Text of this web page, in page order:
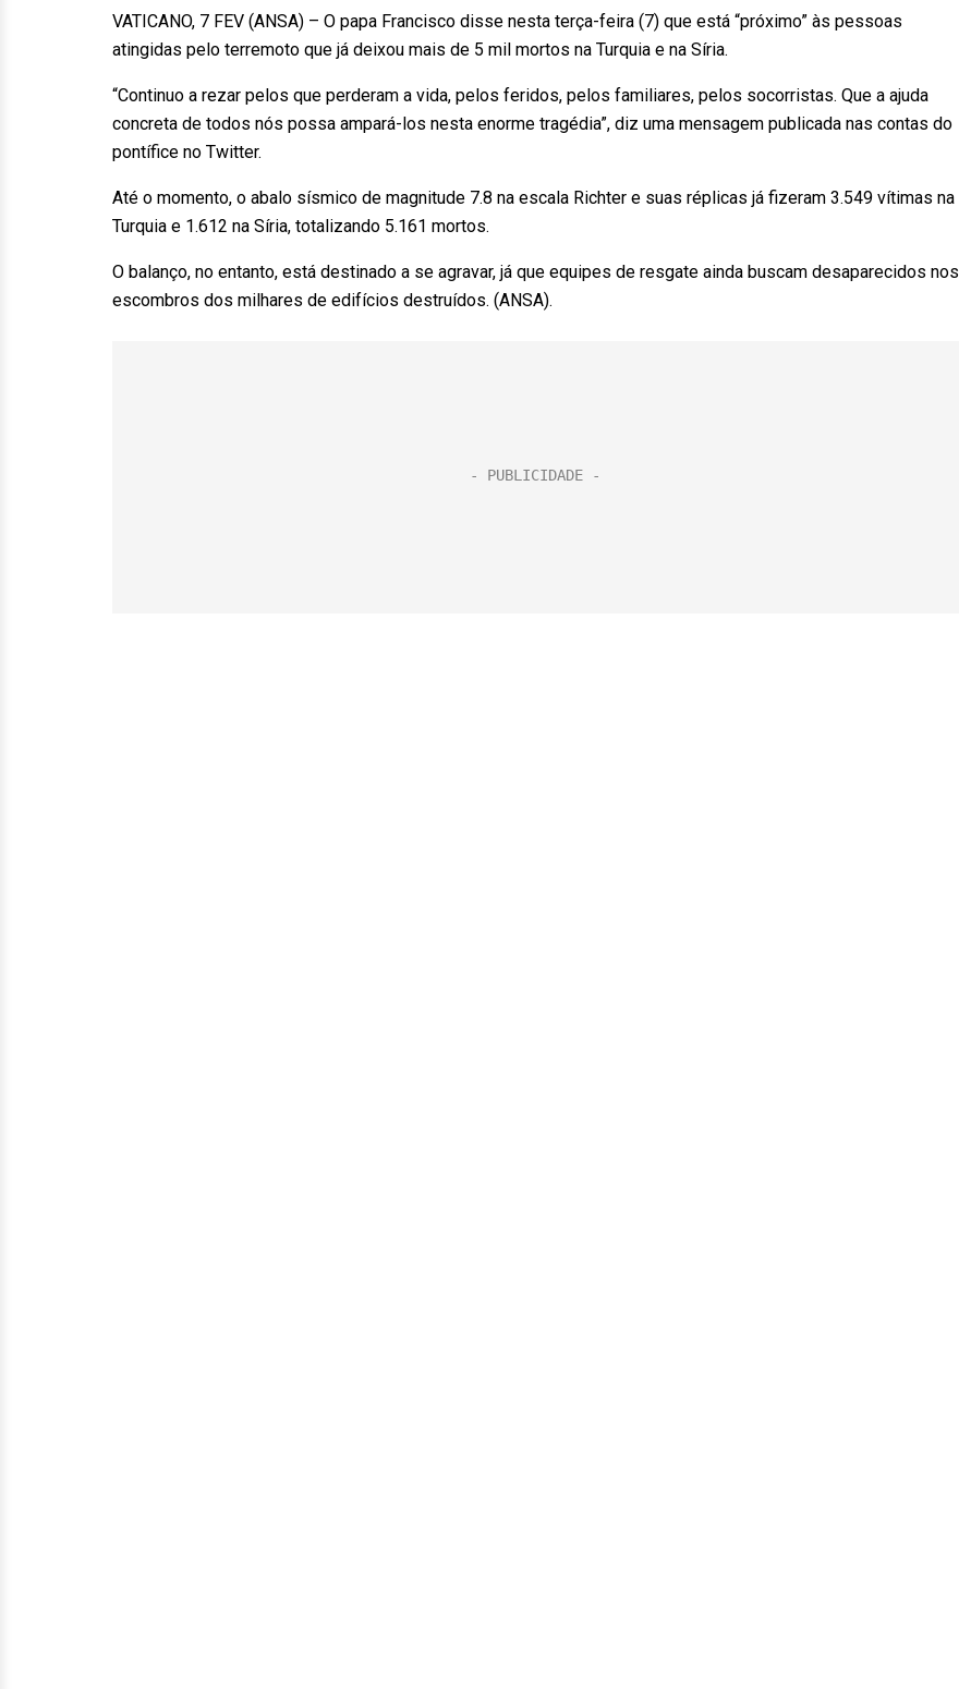
VATICANO, 7 FEV (ANSA) – O papa Francisco disse nesta terça-feira (7) que está “próximo” às pessoas
atingidas pelo terremoto que já deixou mais de 5 mil mortos na Turquia e na Síria.
“Continuo a rezar pelos que perderam a vida, pelos feridos, pelos familiares, pelos socorristas. Que a ajuda
concreta de todos nós possa ampará-los nesta enorme tragédia”, diz uma mensagem publicada nas contas do
pontífice no Twitter.
Até o momento, o abalo sísmico de magnitude 7.8 na escala Richter e suas réplicas já fizeram 3.549 vítimas na
Turquia e 1.612 na Síria, totalizando 5.161 mortos.
O balanço, no entanto, está destinado a se agravar, já que equipes de resgate ainda buscam desaparecidos nos
escombros dos milhares de edifícios destruídos. (ANSA).